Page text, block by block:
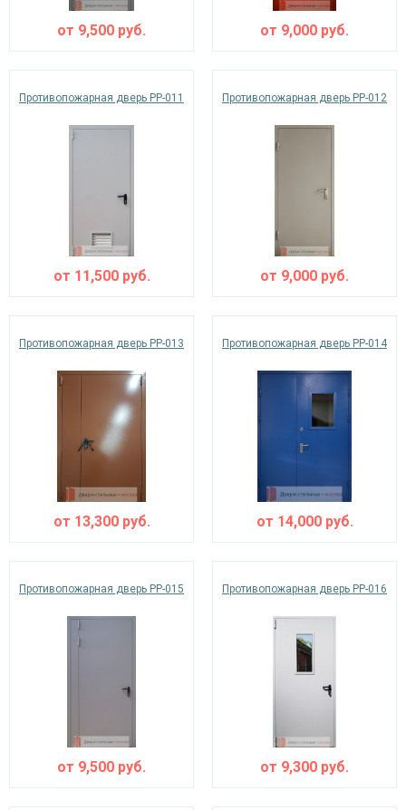
от 9,500 руб. от 9,000 руб.
Противопожарная дверь PP-011
от 11,500руб.
Противопожарная дверь PP-012
от 9,000 руб.
Противопожарная дверь PP-013
от 13,300руб.
Противопожарная дверь PP-014
от 14,000руб.
Противопожарная дверь PP-015
от 9,500 руб.
Противопожарная дверь PP-016
от 9,300 руб.